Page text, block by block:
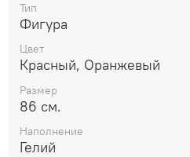
Тип
Фигура
Цвет
Красный, Оранжевый
Размер
86 см.
Наполнение
Гелий